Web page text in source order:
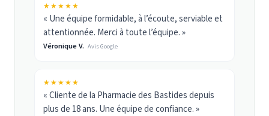
★★★★★
« Une équipe formidable, à l’écoute, serviable et
attentionnée. Merci à toute l’équipe. »
Véronique V. Avis Google
★★★★★
« Cliente de la Pharmacie des Bastides depuis
plus de 18 ans. Une équipe de confiance. »